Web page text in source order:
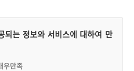
되는 정보와 서비스에 대하여 만
우만족